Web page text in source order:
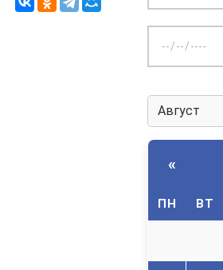
дату:
«
ПН ВТ